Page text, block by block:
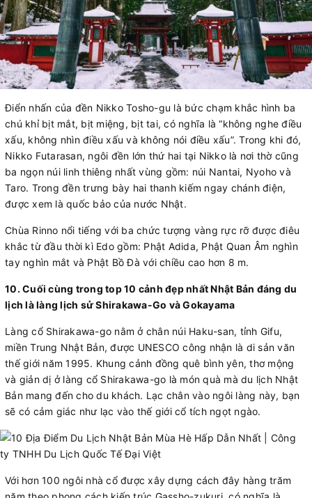
Điển nhấn của đền Nikko Tosho-gu là bức chạm khắc hình ba
chú khỉ bịt mắt, bịt miệng, bịt tai, có nghĩa là “không nghe điều
xấu, không nhìn điều xấu và không nói điều xấu”. Trong khi đó,
Nikko Futarasan, ngôi đền lớn thứ hai tại Nikko là nơi thờ cũng
ba ngọn núi linh thiêng nhất vùng gồm: núi Nantai, Nyoho và
Taro. Trong đền trưng bày hai thanh kiếm ngay chánh điện,
được xem là quốc bảo của nước Nhật.
Chùa Rinno nổi tiếng với ba chức tượng vàng rực rỡ được điêu
khắc từ đầu thời kì Edo gồm: Phật Adida, Phật Quan Âm nghìn
tay nghìn mắt và Phật Bồ Đà với chiều cao hơn 8 m.
10. Cuối cùng trong top 10 cảnh đẹp nhất Nhật Bản đáng du
lịchlà làng lịch sử Shirakawa-Go và Gokayama
Làng cổ Shirakawa-go nằm ở chân núi Haku-san, tỉnh Gifu,
miền Trung Nhật Bản, được UNESCO công nhận là di sản văn
thế giới năm 1995. Khung cảnh đồng quê bình yên, thơ mộng
và giản dị ở làng cổ Shirakawa-go là món quà mà du lịch Nhật
Bản mang đến cho du khách. Lạc chân vào ngôi làng này, bạn
sẽ có cảm giác như lạc vào thế giới cổ tích ngọt ngào.
Với hơn 100 ngôi nhà cổ được xây dựng cách đây hàng trăm